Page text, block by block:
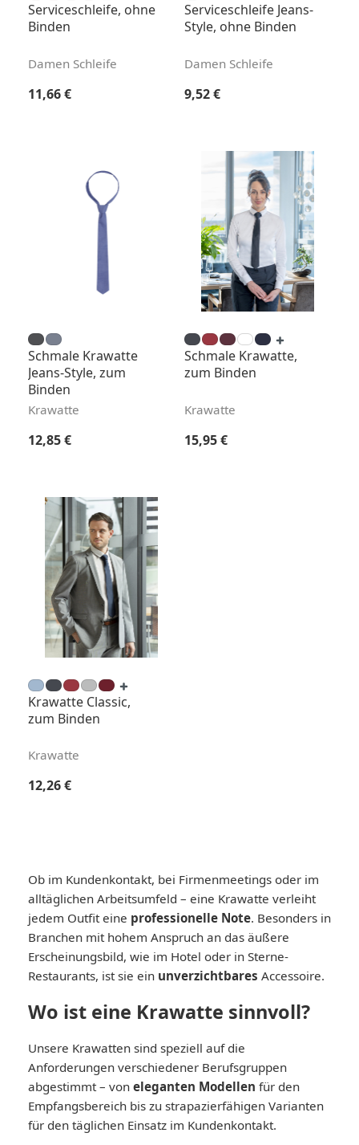
Serviceschleife, ohne
Binden
Damen Schleife
Regulärer Preis:
11,66 €
Serviceschleife Jeans-
Style, ohne Binden
Damen Schleife
Regulärer Preis:
9,52 €
Schmale Krawatte
Jeans-Style, zum
Binden
Krawatte
Regulärer Preis:
12,85 €
Schmale Krawatte,
zum Binden
Krawatte
Regulärer Preis:
15,95 €
Krawatte Classic,
zum Binden
Krawatte
Regulärer Preis:
12,26 €
Ob im Kundenkontakt, bei Firmenmeetings oder im
alltäglichen Arbeitsumfeld – eine Krawatte verleiht
jedem Outfit eine professionelle Note. Besonders in
Branchen mit hohem Anspruch an das äußere
Erscheinungsbild, wie im Hotel oder in Sterne-
Restaurants, ist sie ein unverzichtbares Accessoire.
Wo ist eine Krawatte sinnvoll?
Unsere Krawatten sind speziell auf die
Anforderungen verschiedener Berufsgruppen
abgestimmt – von eleganten Modellen für den
Empfangsbereich bis zu strapazierfähigen Varianten
für den täglichen Einsatz im Kundenkontakt.